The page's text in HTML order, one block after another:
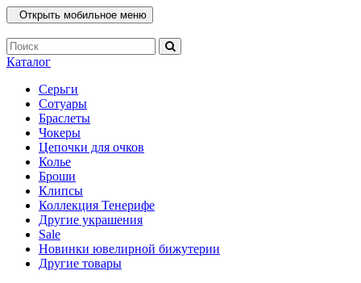
Открыть мобильное меню
Каталог
Серьги
Сотуары
Браслеты
Чокеры
Цепочки для очков
Колье
Броши
Клипсы
Коллекция Тенерифе
Другие украшения
Sale
Новинки ювелирной бижутерии
Другие товары